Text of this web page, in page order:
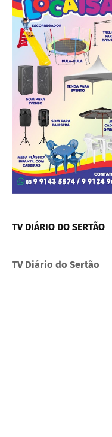
TV DIÁRIO DO SERTÃO
TV Diário do Sertão